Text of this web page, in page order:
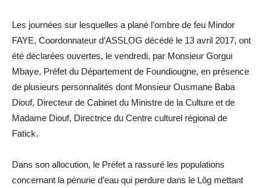
Les journées sur lesquelles a plané l’ombre de feu Mindor
FAYE, Coordonnateur d’ASSLOG décédé le 13 avril 2017, ont
été déclarées ouvertes, le vendredi, par Monsieur Gorgui
Mbaye, Préfet du Département de Foundiougne, en présence
de plusieurs personnalités dont Monsieur Ousmane Baba
Diouf, Directeur de Cabinet du Ministre de la Culture et de
Madame Diouf, Directrice du Centre culturel régional de
Fatick.
Dans son allocution, le Préfet a rassuré les populations
concernant la pénurie d’eau qui perdure dans le Lôg mettant